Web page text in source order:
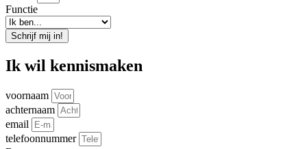
Functie
Schrijf mij in!
Ik wil kennismaken
voornaam
achternaam
email
telefoonnummer